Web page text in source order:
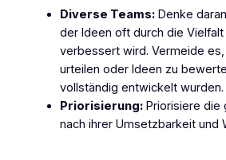
Diverse Teams:Denke
der Ideen oft durch die Vielfalt
verbessert wird. Vermeide es,
urteilen oder Ideen zu
vollständig entwickelt wurden.
Priorisierung:Priorisiere die
nach ihrer Umsetzbarkeit und